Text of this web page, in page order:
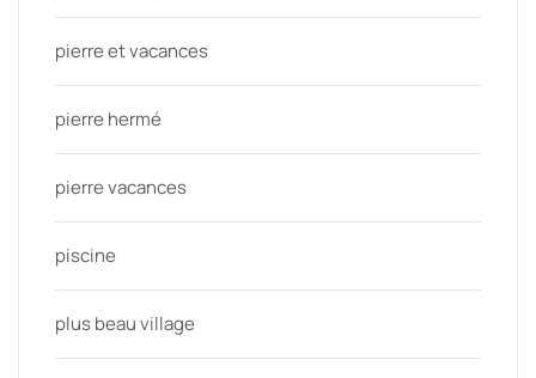
pierre et vacances
pierre hermé
pierre vacances
piscine
plus beau village